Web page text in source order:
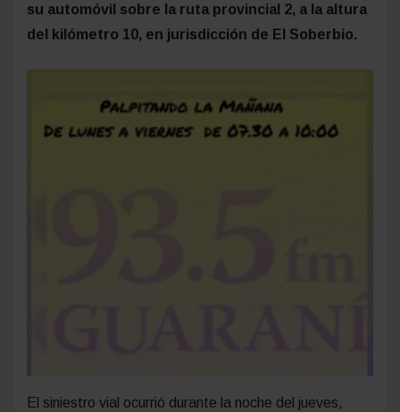
su automóvil sobre la ruta provincial 2, a la altura
del kilómetro 10, en jurisdicción de El Soberbio.
El siniestro vial ocurrió durante la noche del jueves,